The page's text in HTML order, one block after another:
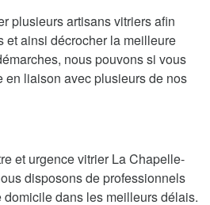
plusieurs artisans vitriers afin
et ainsi décrocher la meilleure
nous pouvons si vous
en liaison avec plusieurs de nos
et urgence vitrier La Chapelle-
disposons de professionnels
domicile dans les meilleurs délais.